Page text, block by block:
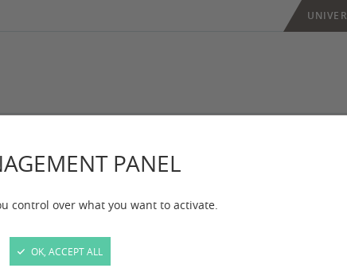
PANEL
control over what you want to activate.
OK, ACCEPT ALL
mars 2019 : Une
en